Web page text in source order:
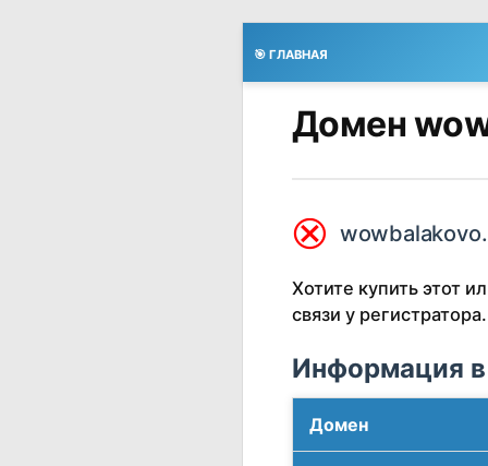
🎯 ГЛАВНАЯ
Домен
⮿
Хотите купить этот
связи у регистратора.
Информация в
Домен